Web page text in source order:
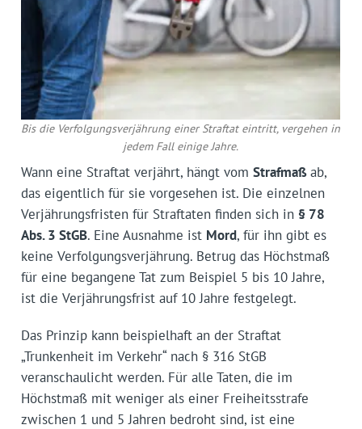
Bis die Verfolgungsverjährung einer Straftat eintritt, vergehen in
jedem Fall einige Jahre.
Wann eine Straftat verjährt, hängt vom Strafmaßab,
das eigentlich für sie vorgesehen ist. Die einzelnen
Verjährungsfristen für Straftaten finden sich in § 78
Abs. 3 StGB. Eine Ausnahme ist Mord, für ihn gibt es
keine Verfolgungsverjährung. Betrug das Höchstmaß
für eine begangene Tat zum Beispiel 5 bis 10 Jahre,
ist die Verjährungsfrist auf 10 Jahre festgelegt.
Das Prinzip kann beispielhaft an der Straftat
„Trunkenheit im Verkehr“ nach § 316 StGB
veranschaulicht werden. Für alle Taten, die im
Höchstmaß mit weniger als einer Freiheitsstrafe
zwischen 1 und 5 Jahren bedroht sind, ist eine